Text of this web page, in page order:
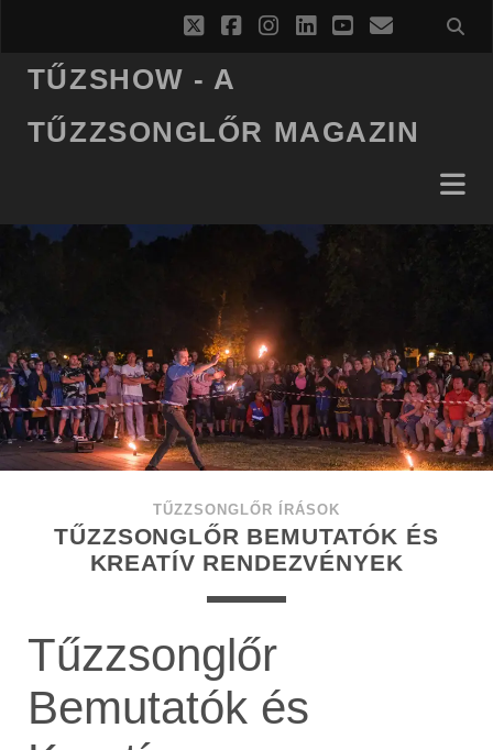
twitterfacebook
instagram
linkedin
youtube
email
TŰZSHOW - A
TŰZZSONGLŐR MAGAZIN
TŰZZSONGLŐR ÍRÁSOK
TŰZZSONGLŐR BEMUTATÓK ÉS
KREATÍV RENDEZVÉNYEK
Tűzzsonglőr
Bemutatók és